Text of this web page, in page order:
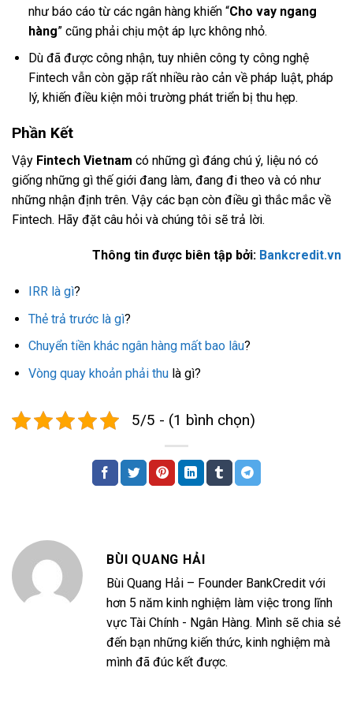
như báo cáo từ các ngân hàng khiến “Cho vay ngang
hàng” cũng phải chịu một áp lực không nhỏ.
Dù đã được công nhận, tuy nhiên công ty công nghệ
Fintech vẫn còn gặp rất nhiều rào cản về pháp luật, pháp
lý, khiến điều kiện môi trường phát triển bị thu hẹp.
Phần Kết
Vậy Fintech Vietnam có những gì đáng chú ý, liệu nó có
giống những gì thế giới đang làm, đang đi theo và có như
những nhận định trên. Vậy các bạn còn điều gì thắc mắc về
Fintech. Hãy đặt câu hỏi và chúng tôi sẽ trả lời.
Thông tin được biên tập bởi: Bankcredit.vn
IRR là gì?
Thẻ trả trước là gì?
Chuyển tiền khác ngân hàng mất bao lâu?
Vòng quay khoản phải thulà gì?
5/5 - (1 bình chọn)
BÙI QUANG HẢI
Bùi Quang Hải – Founder BankCredit với
hơn 5 năm kinh nghiệm làm việc trong lĩnh
vực Tài Chính - Ngân Hàng. Mình sẽ chia sẻ
đến bạn những kiến thức, kinh nghiệm mà
mình đã đúc kết được.